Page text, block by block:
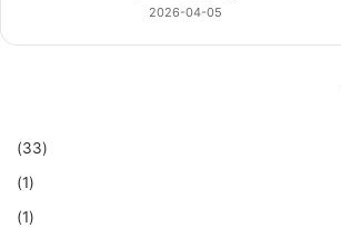
2026-04-05
(33)
(1)
(1)